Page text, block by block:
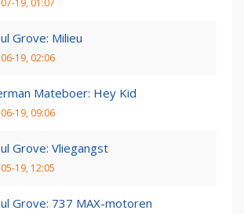
19, 01:07
Grove: Milieu
19, 02:06
Mateboer: Hey Kid
19, 09:06
Grove: Vliegangst
19, 12:05
Grove: 737 MAX-motoren